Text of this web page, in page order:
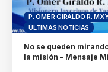
P. OMER GIRALDO R.
ÚLTIMAS NOTICIAS
No se queden
la misión – Mensaje